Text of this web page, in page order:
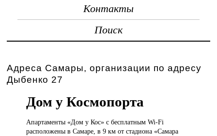
Контакты
Поиск
Адреса Самары, организации по адресу
Дыбенко 27
Дом у Космопорта
Апартаменты «Дому Кос» с бесплатным Wi-Fi
расположены в Самаре, в 9 км от стадиона «Самара